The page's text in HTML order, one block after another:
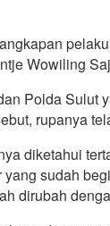
Wowiling
Polda Sulut
rupanya
diketahui
sudah
dirubah